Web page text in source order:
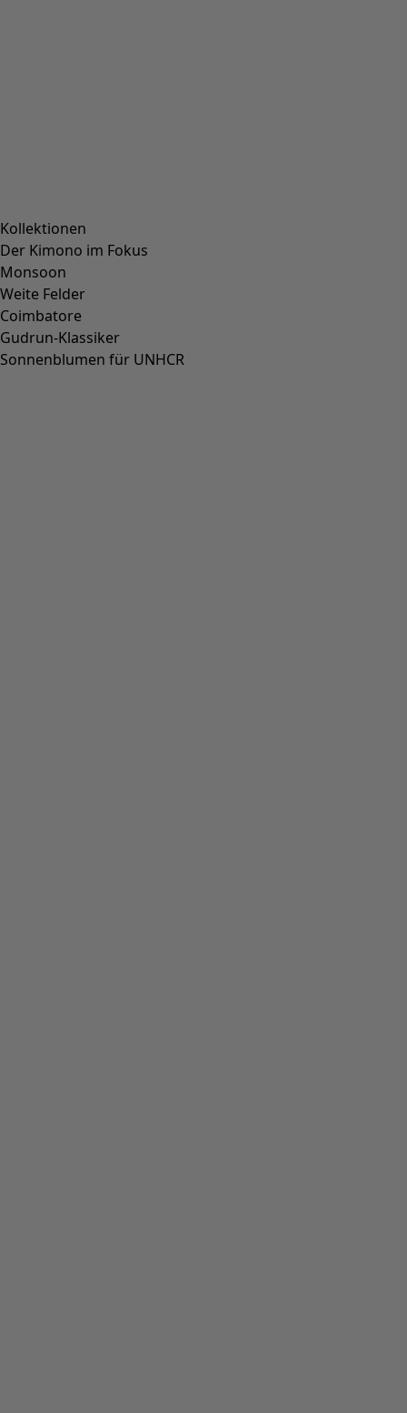
Kollektionen
Der Kimono im Fokus
Monsoon
Weite Felder
Coimbatore
Gudrun-Klassiker
Sonnenblumen für UNHCR